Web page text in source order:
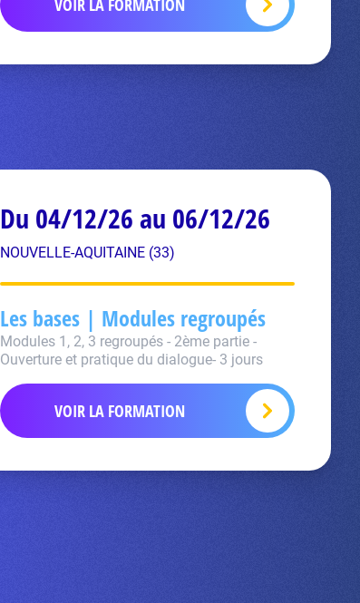
VOIR LA FORMATION
Du 04/12/26 au 06/12/26
NOUVELLE-AQUITAINE (33)
Les bases | Modules regroupés
Modules 1, 2, 3 regroupés - 2ème partie -
Ouverture et pratique du dialogue- 3 jours
VOIR LA FORMATION